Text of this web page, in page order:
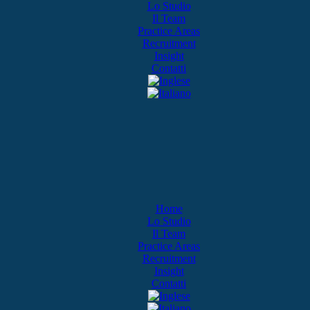
Lo Studio
Il Team
Practice Areas
Recruitment
Insight
Contatti
Home
Lo Studio
Il Team
Practice Areas
Recruitment
Insight
Contatti